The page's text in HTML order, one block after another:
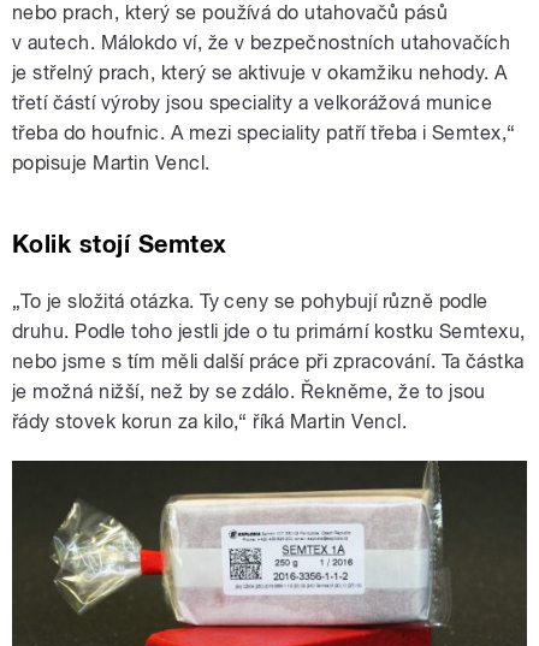
nebo prach, který se používá do utahovačů pásů
v autech. Málokdo ví, že v bezpečnostních utahovačích
je střelný prach, který se aktivuje v okamžiku nehody. A
třetí částí výroby jsou speciality a velkorážová munice
třeba do houfnic. A mezi speciality patří třeba i Semtex,“
popisuje Martin Vencl.
Kolik stojí Semtex
„To je složitá otázka. Ty ceny se pohybují různě podle
druhu. Podle toho jestli jde o tu primární kostku Semtexu,
nebo jsme s tím měli další práce při zpracování. Ta částka
je možná nižší, než by se zdálo. Řekněme, že to jsou
řády stovek korun za kilo,“ říká Martin Vencl.